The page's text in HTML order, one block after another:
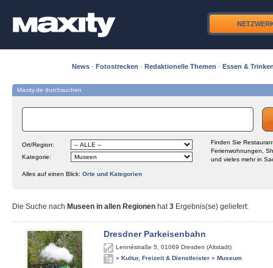
News · Fotostrecken · Redaktionelle Themen · Essen &
Maxity.de durchsuchen
Ort/Region:
Kategorie:
Finden Sie
Ferienwohnungen,
und vieles mehr in
Alles auf einen Blick: Orte und Kategorien
Die Suche nach Museen in allen Regionen hat3 Ergebnis(se) geliefert:
Dresdner Parkeisenbahn
Lennéstraße 5 01069 Dresden (Altstadt)
» Kultur, Freizeit & Dienstleister » Museum